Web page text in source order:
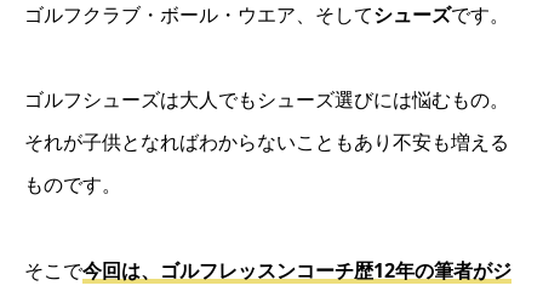
ゴルフクラブ・ボール・ウエア、そしてシューズです。
ゴルフシューズは大人でもシューズ選びには悩むもの。
それが子供となればわからないこともあり不安も増える
ものです。
そこで今回は、ゴルフレッスンコーチ歴12年の筆者がジ